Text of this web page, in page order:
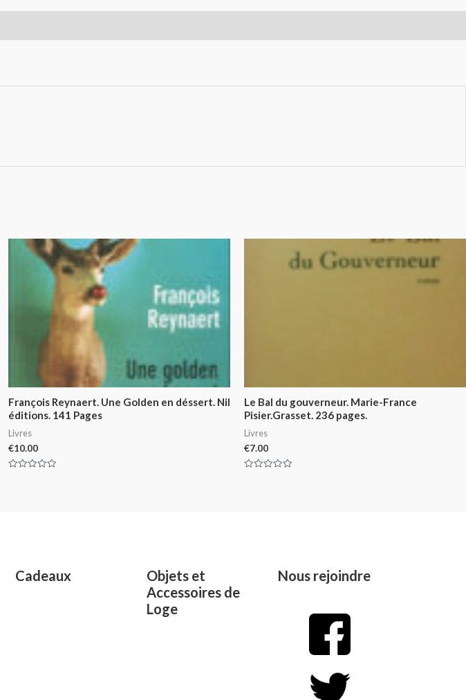
François Reynaert. Une Golden en déssert. Nil
éditions. 141 Pages
Livres
€10.00
Le Bal du gouverneur. Marie-France
Pisier.Grasset. 236 pages.
Livres
€7.00
Cadeaux
Objets et
Accessoires de
Loge
Nous rejoindre